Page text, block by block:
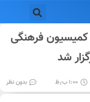
فرهنگی
شد
۱:۰۰ ب٫ظ بدون نظر